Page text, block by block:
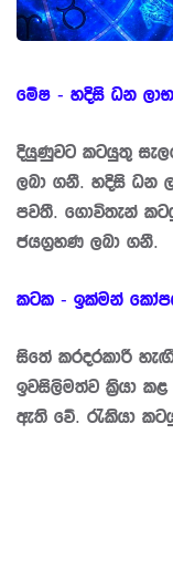
මේෂ - හදිසි ධන ලාභ
දියුණුවට කටයුතු
ලබා ගනී. හදිසි ධන
පවතී. ගොවිතැන්
ජයග්‍රහණ ලබා ගනී.
කටක - ඉක්මන්
සිතේ කරදරකාරී
ඉවසිලිමත්ව ක්‍රියා
ඇති වේ. රැකියා